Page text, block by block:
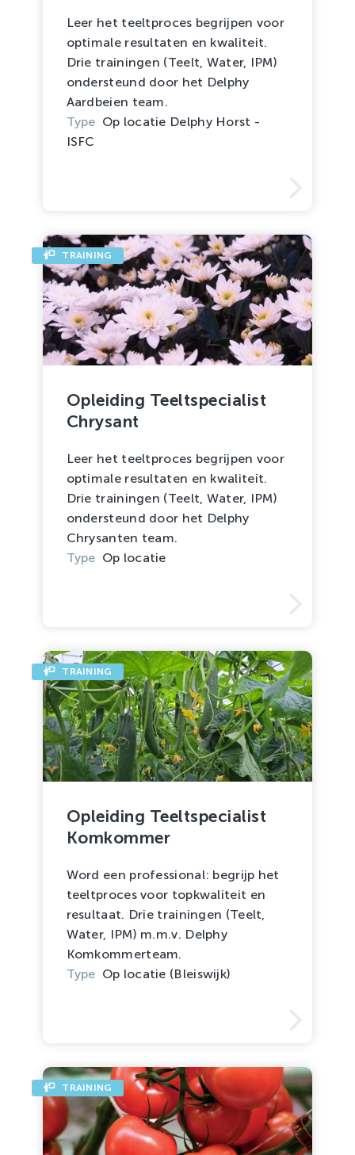
Leer het teeltproces begrijpen voor
optimale resultaten en kwaliteit.
Drie trainingen (Teelt, Water, IPM)
ondersteund door het Delphy
Aardbeien team.
Type Op locatie Delphy Horst -
ISFC
Opleiding Teeltspecialist
Chrysant
Leer het teeltproces begrijpen voor
optimale resultaten en kwaliteit.
Drie trainingen (Teelt, Water, IPM)
ondersteund door het Delphy
Chrysanten team.
Type Op locatie
TRAINING
Opleiding Teeltspecialist
Komkommer
Word een professional: begrijp het
teeltproces voor topkwaliteit en
resultaat. Drie trainingen (Teelt,
Water, IPM) m.m.v. Delphy
Komkommerteam.
Type Op locatie (Bleiswijk)
TRAINING
TRAINING